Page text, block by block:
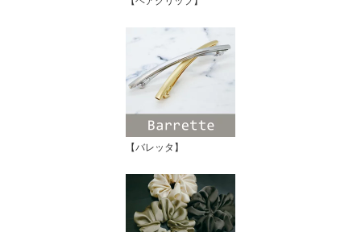
【バレッタ】